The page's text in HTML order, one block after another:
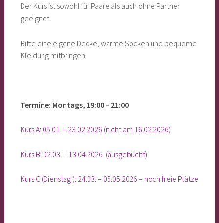
Der Kurs ist sowohl für Paare als auch ohne Partner
geeignet.
Bitte eine eigene Decke, warme Socken und bequeme
Kleidung mitbringen.
Termine: Montags, 19:00 – 21:00
Kurs A: 05.01. – 23.02.2026 (nicht am 16.02.2026)
Kurs B: 02.03. – 13.04.2026 (ausgebucht)
Kurs C (Dienstag!): 24.03. – 05.05.2026 – noch freie Plätze